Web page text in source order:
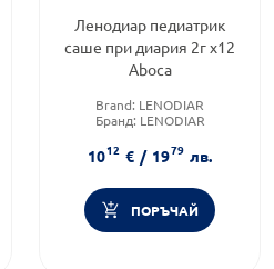
Ленодиар педиатрик
саше при диария 2г х12
Aboca
Brand: LENODIAR
Бранд: LENODIAR
1012 € / 1979 лв.
ПОРЪЧАЙ